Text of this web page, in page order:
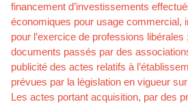
financement d’investissements
économiques pour usage commercial,
pour l’exercice de professions
documents passés par des
publicité des actes relatifs à
prévues par la législation en vigueur
Les actes portant acquisition, par des